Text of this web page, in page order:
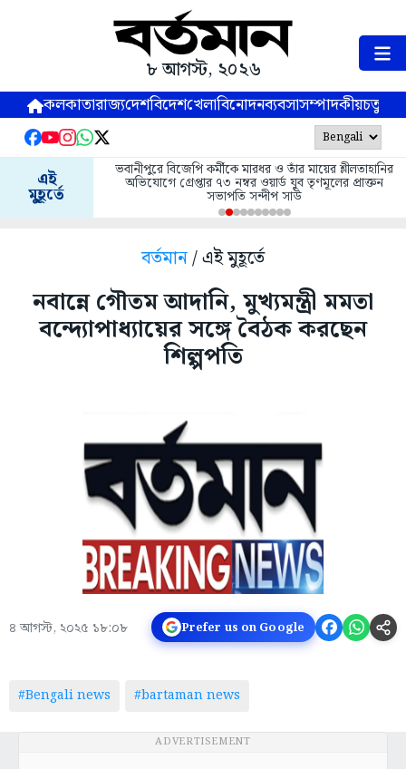
৮ আগস্ট, ২০২৬
কলকাতারাজ্যদেশবিদেশখেলাবিনোদনব্যবসাসম্পাদকীয়
এই
মুহূর্তে
ভবানীপুরে বিজেপি কর্মীকে মারধর ও তাঁর মায়ের শ্লীলতাহানির
অভিযোগে গ্রেপ্তার ৭৩ নম্বর ওয়ার্ড যুব তৃণমূলের প্রাক্তন
সভাপতি সন্দীপ সাউ
বর্তমান/ এই মুহূর্তে
নবান্নে গৌতম আদানি, মুখ্যমন্ত্রী মমতা
বন্দ্যোপাধ্যায়ের সঙ্গে বৈঠক করছেন
শিল্পপতি
৪ আগস্ট, ২০২৫ ১৮:০৮ Prefer us on Google
#Bengali news #bartaman news
ADVERTISEMENT